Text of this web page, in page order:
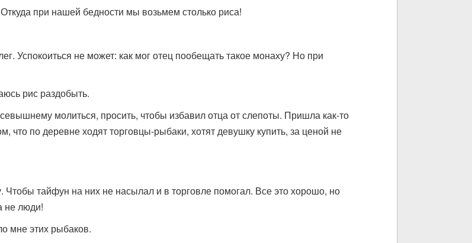
при нашей бедности мы возьмем столько риса!
Успокоиться не может: как мог отец пообещать такое монаху? Но при
рис раздобыть.
молиться, просить, чтобы избавил отца от слепоты. Пришла как-то
что по деревне ходят торговцы-рыбаки, хотят девушку купить, за ценой не
тайфун на них не насылал и в торговле помогал. Все это хорошо, но
не люди!
мне этих рыбаков.